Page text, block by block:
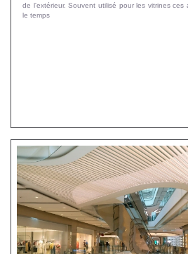
de l'extérieur. Souvent utilisé pour les vitrines
le temps